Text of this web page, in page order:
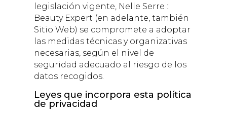
legislación vigente, Nelle Serre ::
Beauty Expert (en adelante, también
Sitio Web) se compromete a adoptar
las medidas técnicas y organizativas
necesarias, según el nivel de
seguridad adecuado al riesgo de los
datos recogidos.
Leyes que incorpora esta política
de privacidad